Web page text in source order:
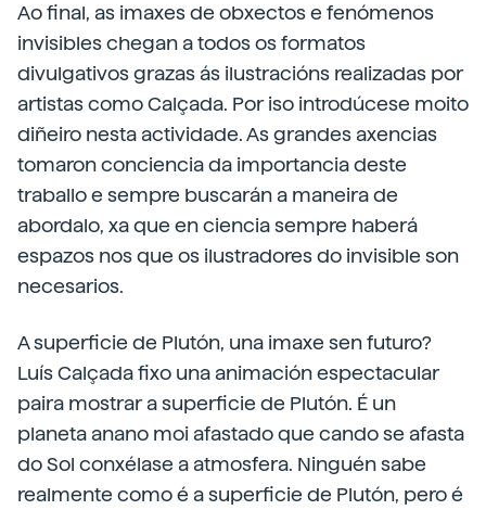
Ao final, as imaxes de obxectos e fenómenos
invisibles chegan a todos os formatos
divulgativos grazas ás ilustracións realizadas por
artistas como Calçada. Por iso introdúcese moito
diñeiro nesta actividade. As grandes axencias
tomaron conciencia da importancia deste
traballo e sempre buscarán a maneira de
abordalo, xa que en ciencia sempre haberá
espazos nos que os ilustradores do invisible son
necesarios.
A superficie de Plutón, una imaxe sen futuro?
Luís Calçada fixo una animación espectacular
paira mostrar a superficie de Plutón. É un
planeta anano moi afastado que cando se afasta
do Sol conxélase a atmosfera. Ninguén sabe
realmente como é a superficie de Plutón, pero é